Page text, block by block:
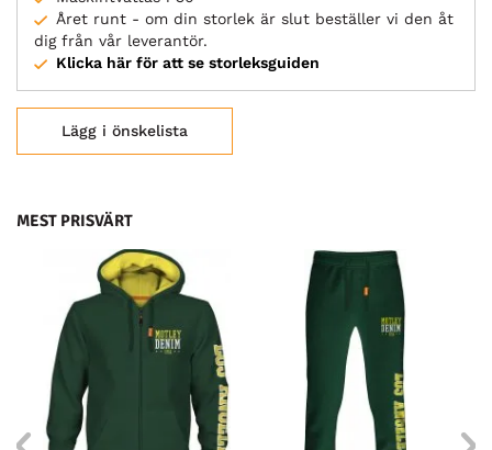
Året runt - om din storlek är slut beställer vi den åt
dig från vår leverantör.
Klicka här för att se storleksguiden
Lägg i önskelista
MEST PRISVÄRT